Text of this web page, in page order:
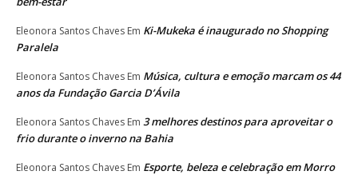
Eleonora Santos Chaves Em Ki-Mukeka é inaugurado no Shopping
Paralela
Eleonora Santos Chaves Em Música, cultura e emoção marcam os 44
anos da Fundação Garcia D’Ávila
Eleonora Santos Chaves Em 3 melhores destinos para aproveitar o
frio durante o inverno na Bahia
Eleonora Santos Chaves Em Esporte, beleza e celebração em Morro